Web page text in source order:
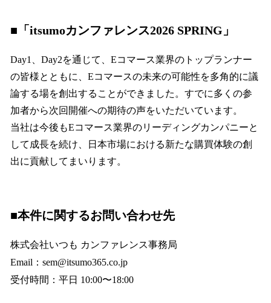
■「itsumoカンファレンス2026 SPRING」
Day1、Day2を通じて、Eコマース業界のトップランナー
の皆様とともに、Eコマースの未来の可能性を多角的に議
論する場を創出することができました。すでに多くの参
加者から次回開催への期待の声をいただいています。
当社は今後もEコマース業界のリーディングカンパニーと
して成長を続け、日本市場における新たな購買体験の創
出に貢献してまいります。
■本件に関するお問い合わせ先
株式会社いつも カンファレンス事務局
Email：sem@itsumo365.co.jp
受付時間：平日 10:00〜18:00